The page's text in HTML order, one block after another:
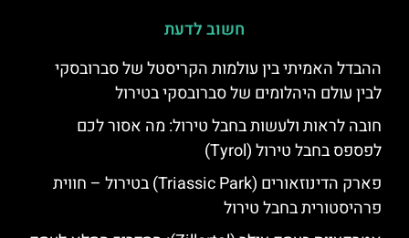
חשוב לדעת
ההבדל האמיתי בין עולמות הקריסטל של סברובסקי
לבין עולם היהלומים של סברובסקי בטירול
חובה לראות ולעשות בחבל טירול: מה אסור לכם
לפספס בחבל טירול (Tyrol)
פארק הדינוזאורים (Triassic Park) בטירול – חווית
פרהיסטורית בחבל טירול